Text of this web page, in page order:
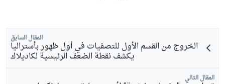
المقال السابق
الخروج من القسم الأول للتصفيات في أول ظهور بأستراليا
يكشف نقطة الضعف الرئيسية لكاديلاك
المقال التالي